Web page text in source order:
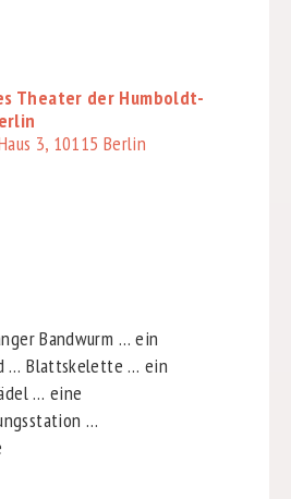
Theater der Humboldt-
3, 10115 Berlin
Bandwurm … ein
… Blattskelette … ein
… eine
…